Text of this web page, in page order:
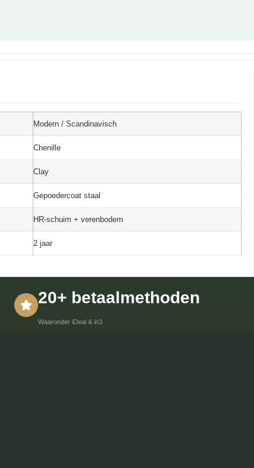
Modern / Scandinavisch
Chenille
Clay
Gepoedercoat staal
HR-schuim + verenbodem
2 jaar
20+ betaalmethoden
Waaronder iDeal & in3